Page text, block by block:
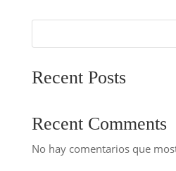
Recent Posts
Recent Comments
No hay comentarios que